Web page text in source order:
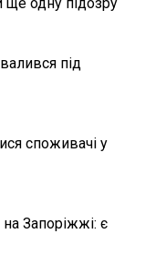
ще одну підозру
під
споживачі у
Запоріжжі: є